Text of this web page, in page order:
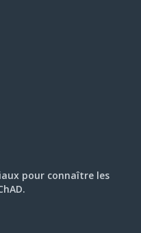
pour connaître les